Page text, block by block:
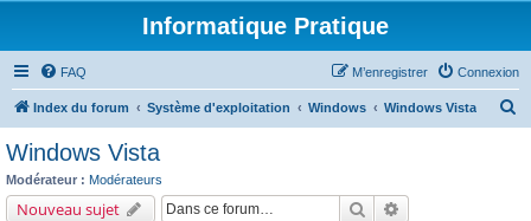
Informatique Pratique
FAQ Connexion
M’enregistrer
Index du forum Système d'exploitation Windows Windows Vista
Windows Vista
Modérateur : Modérateurs
Nouveau sujet Rechercher